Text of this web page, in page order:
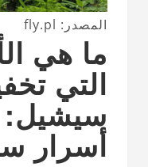
المصدر: fly.pl
ما هي
التي
أسرار